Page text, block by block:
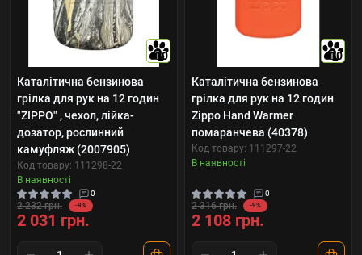
10
Каталітична бензинова
грілка для рук на 12 годин
"ZIPPO" , чехол, лійка-
дозатор, рослинний
камуфляж (2007905)
Код товару: 111298-22
В наявності
0
2 232 грн. -9%
2 031 грн.
10
Каталітична бензинова
грілка для рук на 12 годин
Zippo Hand Warmer
помаранчева (40378)
Код товару: 111297-22
В наявності
0
2 316 грн. -9%
2 108 грн.